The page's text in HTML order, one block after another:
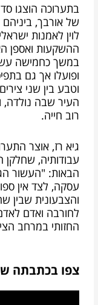
בתערוכה הוצגו
לוין לאמנות
ההשקעות ואספן
במשך כחמישה
ופועלו אך גם
וטבע בין שני
העיר שבה נולדה,
רוב חייה.
גיא רז, אוצר
עבודותיה,
הבאות: "העשור
עסקה, לצד אין
והצבעונית שבין
לחורבה ואדם
החזותי במרחב
צפו בכתבתה